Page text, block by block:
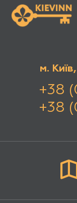
м.
+38
+38